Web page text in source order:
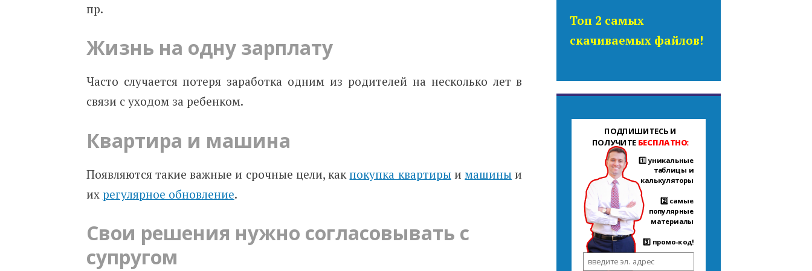
пр.
Жизнь на одну зарплату
Часто случается потеря заработка одним из родителей на несколько лет в
связи с уходом за ребенком.
Квартира и машина
Появляются такие важные и срочные цели, какпокупка квартирыимашины и
их регулярное обновление.
Свои решения нужно согласовывать с
супругом
Топ 2 самых
скачиваемых файлов!
ПОДПИШИТЕСЬ И
ПОЛУЧИТЕ БЕСПЛАТНО:
1️⃣ уникальные
таблицы и
калькуляторы
2️⃣ самые
популярные
материалы
3️⃣ промо-код!